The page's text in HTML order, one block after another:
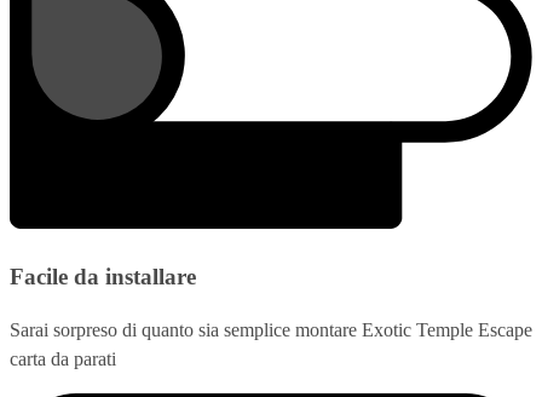
Facile da installare
Sarai sorpreso di quanto sia semplice montare Exotic Temple Escape
carta da parati